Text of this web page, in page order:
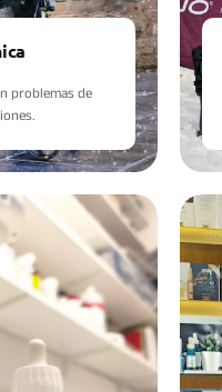
problemas de